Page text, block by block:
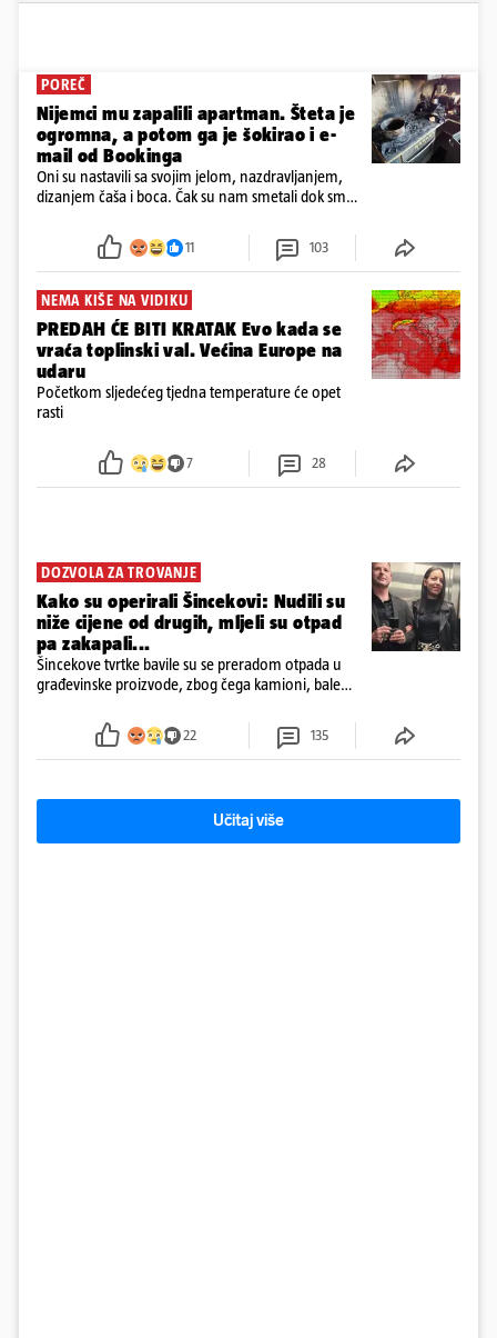
POREČ
Nijemci mu zapalili apartman. Šteta je
ogromna, a potom ga je šokirao i e-
mail od Bookinga
Oni su nastavili sa svojim jelom, nazdravljanjem,
dizanjem čaša i boca. Čak su nam smetali dok smo
požar, rekao je vlasnik
11 103
NEMA KIŠE NA VIDIKU
PREDAH ĆE BITI KRATAK Evo kada se
vraća toplinski val. Većina Europe na
udaru
Početkom sljedećeg tjedna temperature će opet
rasti
7 28
DOZVOLA ZA TROVANJE
Kako su operirali Šincekovi: Nudili su
niže cijene od drugih, mljeli su otpad
pa zakapali...
Šincekove tvrtke bavile su se preradom otpada u
građevinske proizvode, zbog čega kamioni, bale
22 135
Učitaj više